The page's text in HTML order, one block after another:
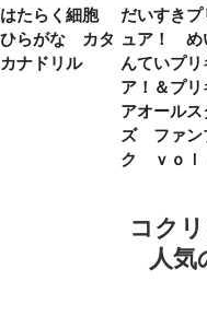
はたらく細胞
ひらがな カタ
カナドリル
だいすきプ
ュア！ め
んていプリ
ア！＆プリ
アオール
ズ ファン
ク ｖｏｌ
コク
人気